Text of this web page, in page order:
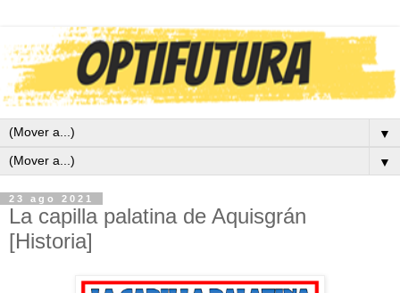
▼
▼
23 ago 2021
La capilla palatina de Aquisgrán
[Historia]